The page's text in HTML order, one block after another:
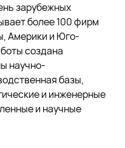
зарубежных
более 100 фирм
Америки и Юго-
создана
научно-
базы,
и инженерные
и научные